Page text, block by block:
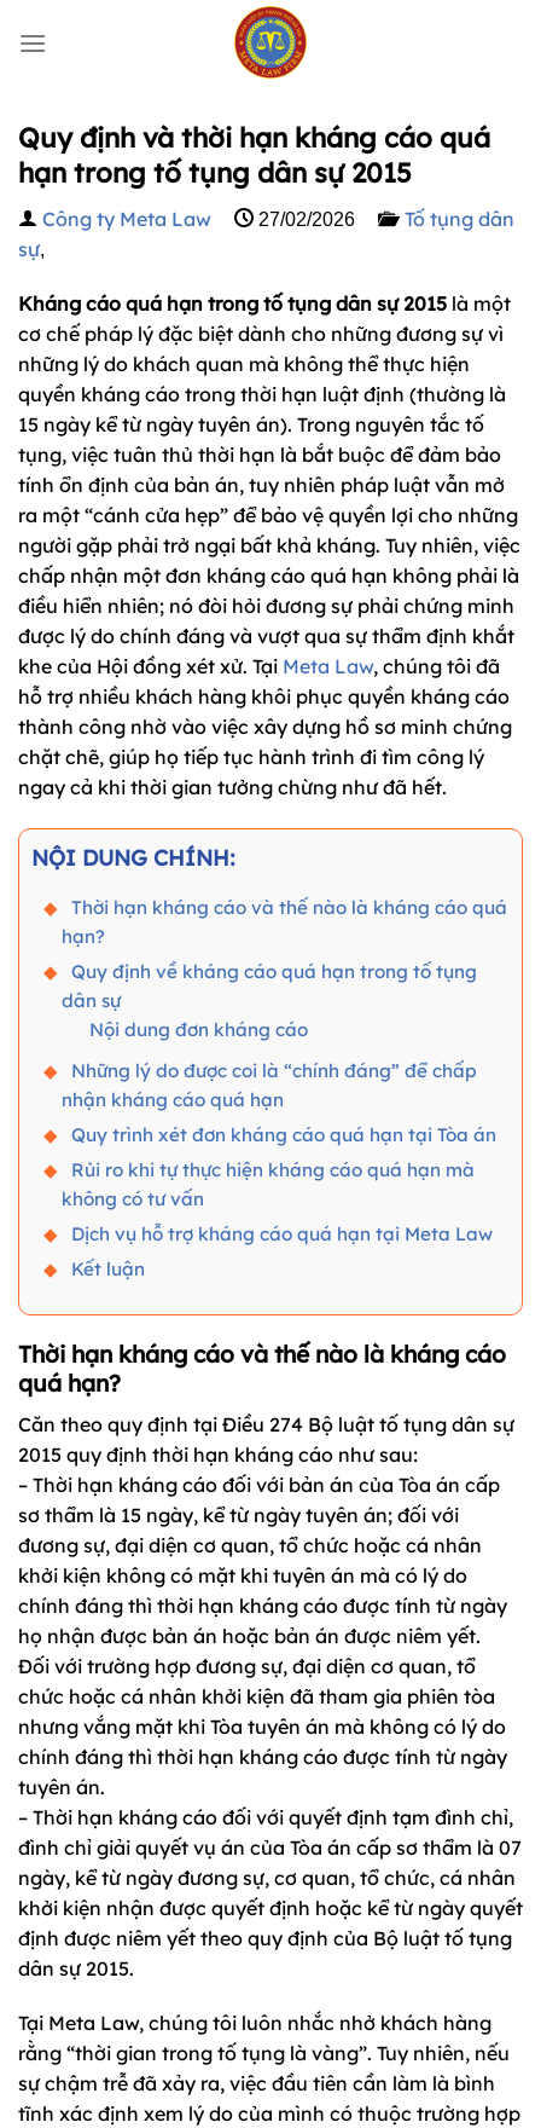
qua
Quy định và thời hạn kháng cáo quá
hạn trong tố tụng dân sự 2015
Công ty Meta Law 27/02/2026
Tố tụng dân
sự,
Kháng cáo quá hạn trong tố tụng dân sự 2015 là một
cơ chế pháp lý đặc biệt dành cho những đương sự vì
những lý do khách quan mà không thể thực hiện
quyền kháng cáo trong thời hạn luật định (thường là
15 ngày kể từ ngày tuyên án). Trong nguyên tắc tố
tụng, việc tuân thủ thời hạn là bắt buộc để đảm bảo
tính ổn định của bản án, tuy nhiên pháp luật vẫn mở
ra một “cánh cửa hẹp” để bảo vệ quyền lợi cho những
người gặp phải trở ngại bất khả kháng. Tuy nhiên, việc
chấp nhận một đơn kháng cáo quá hạn không phải là
điều hiển nhiên; nó đòi hỏi đương sự phải chứng minh
được lý do chính đáng và vượt qua sự thẩm định khắt
khe của Hội đồng xét xử. Tại Meta Law, chúng tôi đã
hỗ trợ nhiều khách hàng khôi phục quyền kháng cáo
thành công nhờ vào việc xây dựng hồ sơ minh chứng
chặt chẽ, giúp họ tiếp tục hành trình đi tìm công lý
ngay cả khi thời gian tưởng chừng như đã hết.
NỘI DUNG CHÍNH:
Thời hạn kháng cáo và thế nào là kháng cáo quá
hạn?
Quy định về kháng cáo quá hạn trong tố tụng
dân sự
Nội dung đơn kháng cáo
Những lý do được coi là “chính đáng” để chấp
nhận kháng cáo quá hạn
Quy trình xét đơn kháng cáo quá hạn tại Tòa án
Rủi ro khi tự thực hiện kháng cáo quá hạn mà
không có tư vấn
Dịch vụ hỗ trợ kháng cáo quá hạn tại Meta Law
Kết luận
Thời hạn kháng cáo và thế nào là kháng cáo
quá hạn?
Căn theo quy định tại Điều 274 Bộ luật tố tụng dân sự
2015 quy định thời hạn kháng cáo như sau:
– Thời hạn kháng cáo đối với bản án của Tòa án cấp
sơ thẩm là 15 ngày, kể từ ngày tuyên án; đối với
đương sự, đại diện cơ quan, tổ chức hoặc cá nhân
khởi kiện không có mặt khi tuyên án mà có lý do
chính đáng thì thời hạn kháng cáo được tính từ ngày
họ nhận được bản án hoặc bản án được niêm yết.
Đối với trường hợp đương sự, đại diện cơ quan, tổ
chức hoặc cá nhân khởi kiện đã tham gia phiên tòa
nhưng vắng mặt khi Tòa tuyên án mà không có lý do
chính đáng thì thời hạn kháng cáo được tính từ ngày
tuyên án.
– Thời hạn kháng cáo đối với quyết định tạm đình chỉ,
đình chỉ giải quyết vụ án của Tòa án cấp sơ thẩm là 07
ngày, kể từ ngày đương sự, cơ quan, tổ chức, cá nhân
khởi kiện nhận được quyết định hoặc kể từ ngày quyết
định được niêm yết theo quy định của Bộ luật tố tụng
dân sự 2015.
Tại Meta Law, chúng tôi luôn nhắc nhở khách hàng
rằng “thời gian trong tố tụng là vàng”. Tuy nhiên, nếu
sự chậm trễ đã xảy ra, việc đầu tiên cần làm là bình
tĩnh xác định xem lý do của mình có thuộc trường hợp